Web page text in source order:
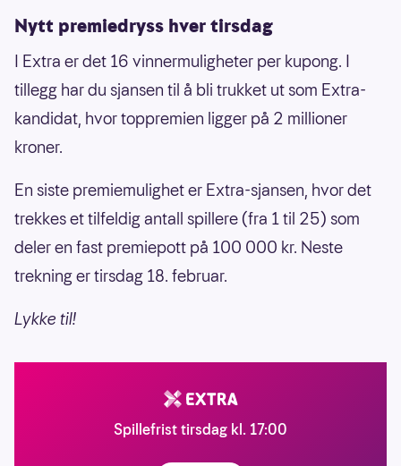
Nytt premiedryss hver tirsdag
I Extra er det 16 vinnermuligheter per kupong. I
tillegg har du sjansen til å bli trukket ut som Extra-
kandidat, hvor toppremien ligger på 2 millioner
kroner.
En siste premiemulighet er Extra-sjansen, hvor det
trekkes et tilfeldig antall spillere (fra 1 til 25) som
deler en fast premiepott på 100 000 kr. Neste
trekning er tirsdag 18. februar.
Lykke til!
Spillefrist tirsdag kl. 17:00